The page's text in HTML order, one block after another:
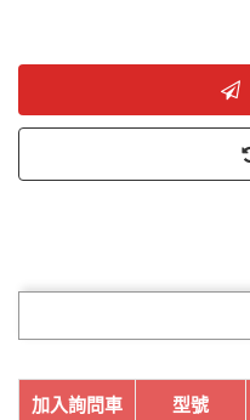
加入詢問車 型號